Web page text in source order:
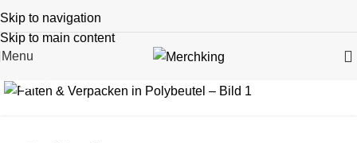
Skip to navigation
Skip to main content
Menu